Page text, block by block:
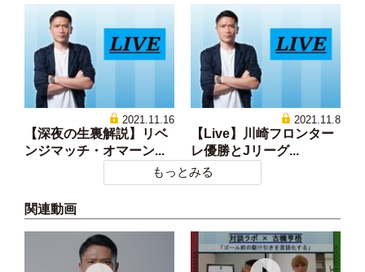
2021.11.16
【深夜の生裏解説】リベ
ンジマッチ・オマーン...
2021.11.8
【Live】川崎フロンター
レ優勝とJリーグ...
もっとみる
関連動画